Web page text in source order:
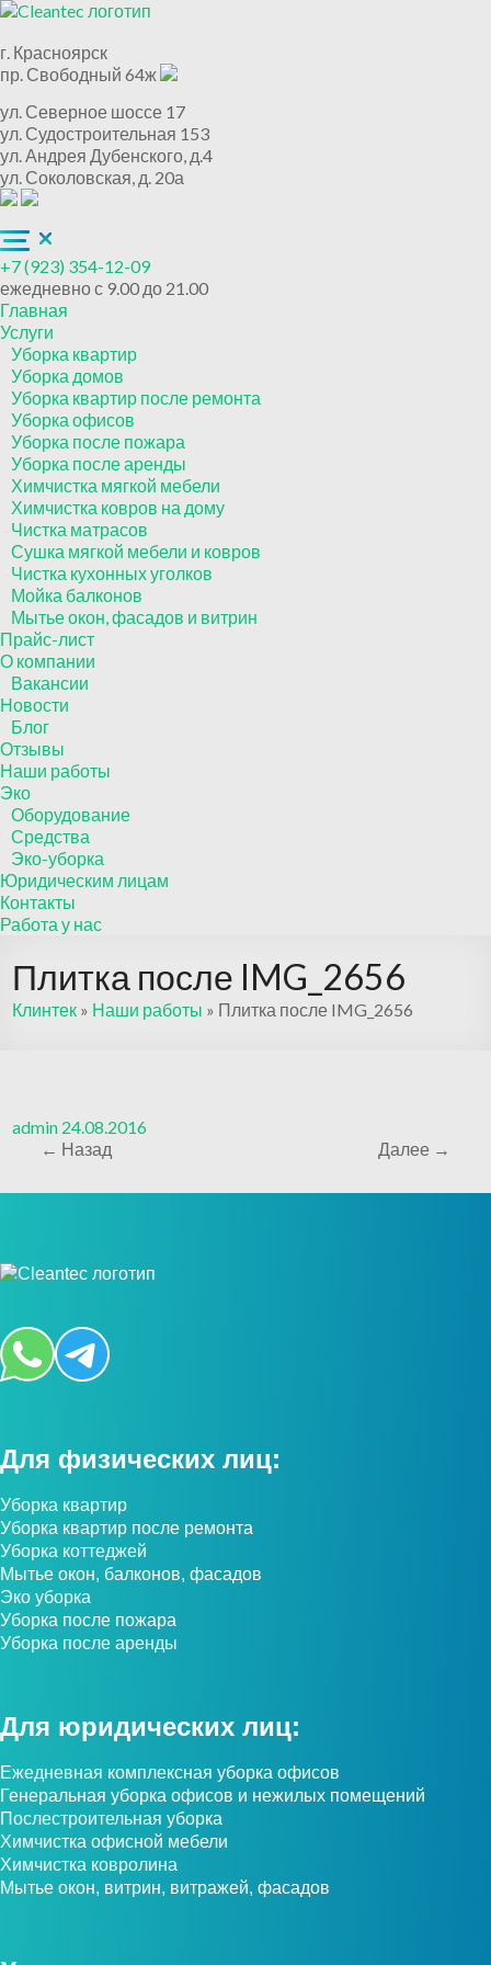
г. Красноярск
пр. Свободный 64ж
ул. Северное шоссе 17
ул. Судостроительная 153
ул. Андрея Дубенского, д.4
ул. Соколовская, д. 20а
+7 (923) 354-12-09
ежедневно с 9.00 до 21.00
Главная
Услуги
Уборка квартир
Уборка домов
Уборка квартир после ремонта
Уборка офисов
Уборка после пожара
Уборка после аренды
Химчистка мягкой мебели
Химчистка ковров на дому
Чистка матрасов
Сушка мягкой мебели и ковров
Чистка кухонных уголков
Мойка балконов
Мытье окон, фасадов и витрин
Прайс-лист
О компании
Вакансии
Новости
Блог
Отзывы
Наши работы
Эко
Оборудование
Средства
Эко-уборка
Юридическим лицам
Контакты
Работа у нас
Плитка после IMG_2656
Клинтек » Наши работы » Плитка после IMG_2656
admin 24.08.2016
← Назад
Далее →
Для физических лиц:
Уборка квартир
Уборка квартир после ремонта
Уборка коттеджей
Мытье окон, балконов, фасадов
Эко уборка
Уборка после пожара
Уборка после аренды
Для юридических лиц:
Ежедневная комплексная уборка офисов
Генеральная уборка офисов и нежилых помещений
Послестроительная уборка
Химчистка офисной мебели
Химчистка ковролина
Мытье окон, витрин, витражей, фасадов